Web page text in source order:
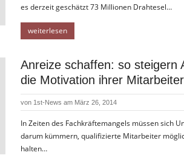
es derzeit geschätzt 73 Millionen Drahtesel…
weiterlesen
Anreize schaffen: so steigern
die Motivation ihrer Mitarbeiter
von 1st-News am März 26, 2014
In Zeiten des Fachkräftemangels müssen sich
darum kümmern, qualifizierte Mitarbeiter
halten…